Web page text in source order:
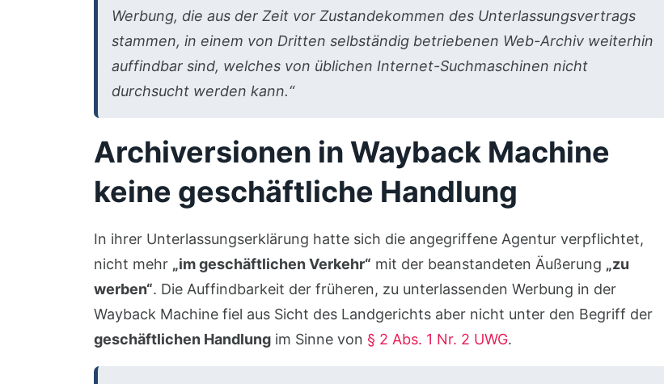
Werbung, die aus der Zeit vor Zustandekommen des Unterlassungsvertrags
stammen, in einem von Dritten selbständig betriebenen Web-Archiv weiterhin
auffindbar sind, welches von üblichen Internet-Suchmaschinen nicht
durchsucht werden kann.“
Archiversionen in Wayback Machine
keine geschäftliche Handlung
In ihrer Unterlassungserklärung hatte sich die angegriffene Agentur verpflichtet,
nicht mehr „im geschäftlichen Verkehr“ mit der beanstandeten Äußerung „zu
werben“. Die Auffindbarkeit der früheren, zu unterlassenden Werbung in der
Wayback Machine fiel aus Sicht des Landgerichts aber nicht unter den Begriff der
geschäftlichen Handlungim Sinne von § 2 Abs. 1 Nr. 2 UWG.